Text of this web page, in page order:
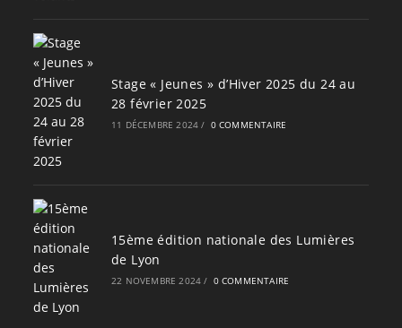
Stage « Jeunes » d’Hiver 2025 du 24 au
28 février 2025
11 DÉCEMBRE 2024 / 0 COMMENTAIRE
15ème édition nationale des Lumières
de Lyon
22 NOVEMBRE 2024 / 0 COMMENTAIRE